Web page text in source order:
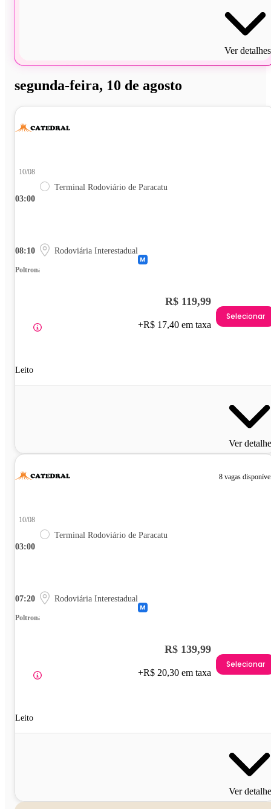
Ver detalhes
segunda-feira, 10 de agosto
03:00
10/08
Terminal Rodoviário de Paracatu
08:10 Rodoviária Interestadual
Poltrona
Leito
R$ 119,99
+R$ 17,40 em taxa
Selecionar
Ver
8 vagas
03:00
10/08
Terminal Rodoviário de Paracatu
07:20 Rodoviária Interestadual
Poltrona
Leito
R$ 139,99
+R$ 20,30 em taxa
Selecionar
Ver